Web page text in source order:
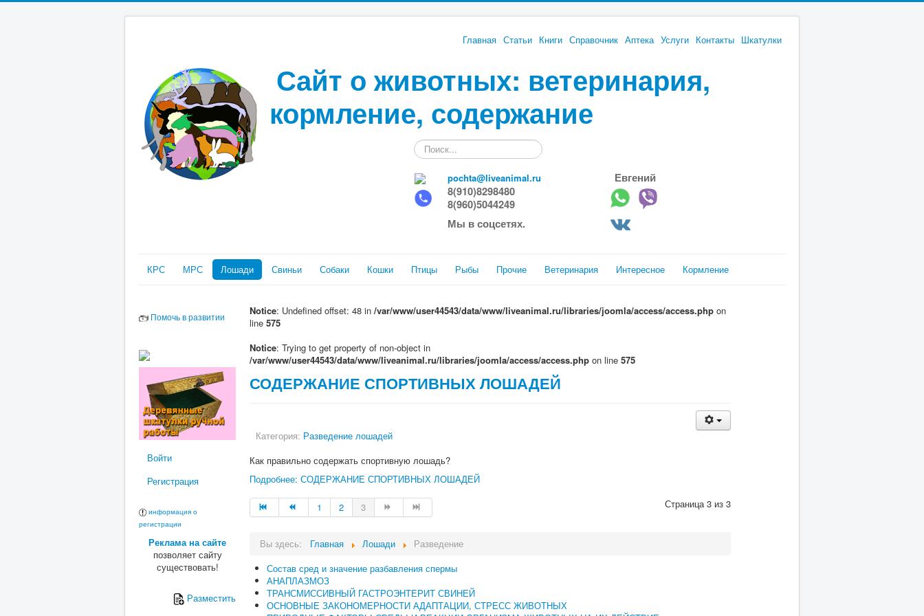
Главная Статьи Книги Справочник Аптека Услуги Контакты Шкатулки
Сайт о животных: ветеринария,
кормление, содержание
Искать...
pochta@liveanimal.ru
Евгений
8(910)8298480
8(960)5044249
Мы в соцсетях.
КРС МРС Лошади Свиньи Собаки Кошки Птицы Рыбы Прочие Ветеринария Интересное Кормление
Помочь в развитии
Войти
Регистрация
информация о
регистрации
Реклама на сайте
позволяет сайту
существовать!
Разместить
Notice: Undefined offset: 48 in /var/www/user44543/data/www/liveanimal.ru/libraries/joomla/access/access.php on
line 575
Notice: Trying to get property of non-object in
/var/www/user44543/data/www/liveanimal.ru/libraries/joomla/access/access.php on line 575
СОДЕРЖАНИЕ СПОРТИВНЫХ ЛОШАДЕЙ
Категория: Разведение лошадей
Как правильно содержать спортивную лошадь?
Подробнее: СОДЕРЖАНИЕ СПОРТИВНЫХ ЛОШАДЕЙ
Страница 3 из 3
1 2 3
Вы здесь: Главная Лошади
Разведение
Состав сред и значение разбавления спермы
АНАПЛАЗМОЗ
ТРАНСМИССИВНЫЙ ГАСТРОЭНТЕРИТ СВИНЕЙ
ОСНОВНЫЕ ЗАКОНОМЕРНОСТИ АДАПТАЦИИ, СТРЕСС ЖИВОТНЫХ